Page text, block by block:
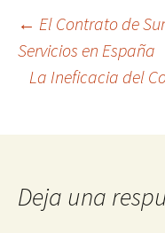
de
← El Contrato de
Servicios en España
La Ineficacia del
Deja una